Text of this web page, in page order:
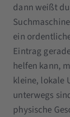
dann weißt
ein
Eintrag
helfen kann,
kleine, lokale
unterwegs
physische